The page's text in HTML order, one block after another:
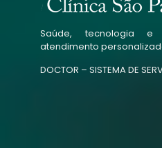
Saúde, tecnologia
atendimento
DOCTOR – SISTEMA DE